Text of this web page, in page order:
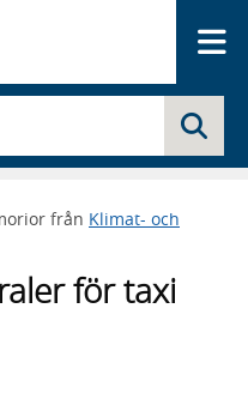
från Klimat- och
för taxi